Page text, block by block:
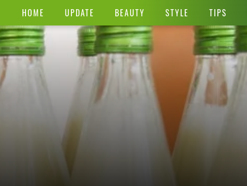
HOME UPDATE BEAUTY STYLE TIPS